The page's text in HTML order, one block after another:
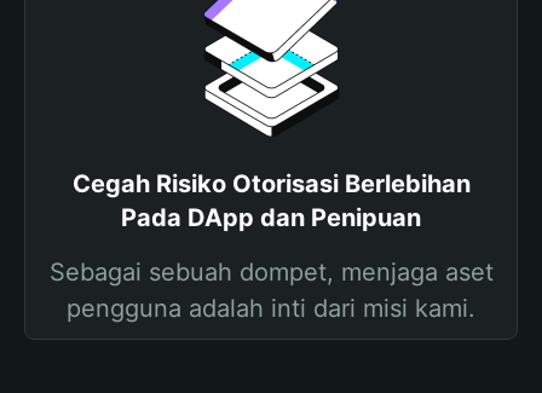
Cegah Risiko Otorisasi Berlebihan
Pada DApp dan Penipuan
Sebagai sebuah dompet, menjaga aset
pengguna adalah inti dari misi kami.